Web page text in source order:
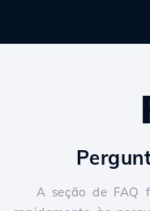
A seção de FAQ